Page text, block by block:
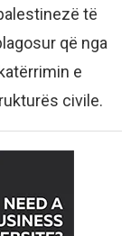
të
që nga
e
civile.